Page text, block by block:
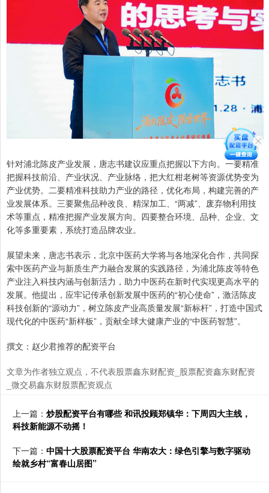
针对浦北陈皮产业发展，唐志书建议应重点把握以下方向。一要精准
把握科技前沿、产业状况、产业脉络，把大红柑老树等资源优势变为
产业优势。二要精准科技助力产业的路径，优化布局，构建完善的产
业发展体系。三要聚焦品种改良、精深加工、“两减”、废弃物利用技
术等重点，精准把握产业发展方向。四要整合环境、品种、企业、文
化等多重要素，系统打造品牌农业。
展望未来，唐志书表示，北京中医药大学将与各地深化合作，共同探
索中医药产业与新质生产力融合发展的实践路径，为浦北陈皮等特色
产业注入科技内涵与创新活力，助力中医药在新时代实现更高水平的
发展。他提出，应牢记传承创新发展中医药的“初心使命”，激活陈皮
科技创新的“源动力”，树立陈皮产业高质量发展“新标杆”，打造中国式
现代化的中医药“新样板”，贡献全球大健康产业的“中医药智慧”。
撰文：赵少君推荐的配资平台
文章为作者独立观点，不代表股票鑫东财配资_股票配资鑫东财配资
_微交易鑫东财股票配资观点
上一篇： 炒股配资平台有哪些 和讯投顾郑镇华：下周四大主线，
科技新能源不动摇！
下一篇： 中国十大股票配资平台 华南农大：绿色引擎与数字驱动
绘就乡村“富春山居图”